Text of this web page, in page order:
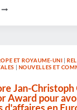
ET ROYAUME-UNI |
NOUVELLES ET
Jan-
Award pour